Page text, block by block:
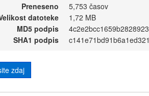
Preneseno
5,753 časov
datoteke
1,72 MB
MD5 podpis
SHA1 podpis
zdaj